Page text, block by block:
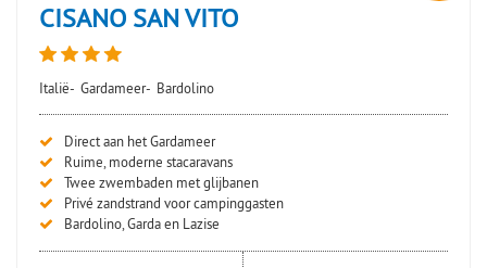
CISANO SAN VITO
Italië- Gardameer- Bardolino
Direct aan het Gardameer
Ruime, moderne stacaravans
Twee zwembaden met glijbanen
Privé zandstrand voor campinggasten
Bardolino, Garda en Lazise